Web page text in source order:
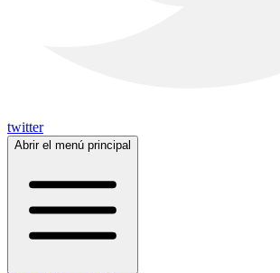
twitter
Abrir el menú principal